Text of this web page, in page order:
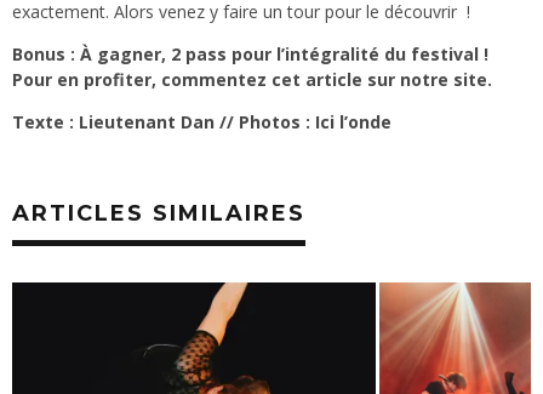
exactement. Alors venez y faire un tour pour le découvrir !
Bonus : À gagner, 2 pass pour l’intégralité du festival !
Pour en profiter, commentez cet article sur notre site.
Texte : Lieutenant Dan // Photos : Ici l’onde
ARTICLES SIMILAIRES